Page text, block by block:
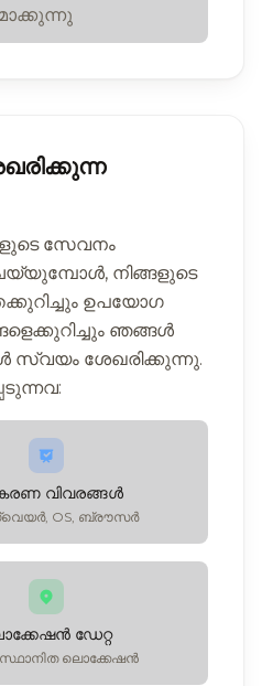
സേവനം
നിങ്ങളുടെ
ഉപയോഗ
ഞങ്ങൾ
സ്വയം ശേഖരിക്കുന്നു.
വിവരങ്ങൾ
OS, ബ്രൗസർ
ഡേറ്റ
ലൊക്കേഷൻ